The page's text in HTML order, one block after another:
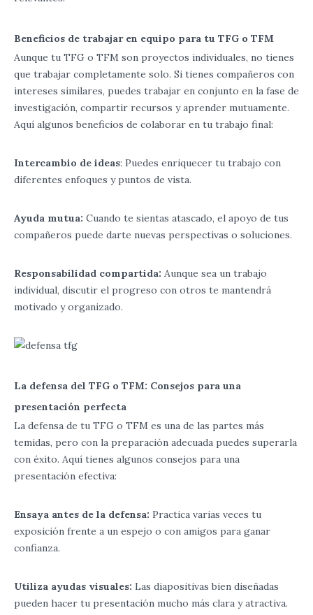
Beneficios de trabajar en equipo para tu TFG o TFM
Aunque tu TFG o TFM son proyectos individuales, no tienes
que trabajar completamente solo. Si tienes compañeros con
intereses similares, puedes trabajar en conjunto en la fase de
investigación, compartir recursos y aprender mutuamente.
Aquí algunos beneficios de colaborar en tu trabajo final:
Intercambio de ideas: Puedes enriquecer tu trabajo con
diferentes enfoques y puntos de vista.
Ayuda mutua: Cuando te sientas atascado, el apoyo de tus
compañeros puede darte nuevas perspectivas o soluciones.
Responsabilidad compartida: Aunque sea un trabajo
individual, discutir el progreso con otros te mantendrá
motivado y organizado.
La defensa del TFG o TFM: Consejos para una
presentación perfecta
La defensa de tu TFG o TFM es una de las partes más
temidas, pero con la preparación adecuada puedes superarla
con éxito. Aquí tienes algunos consejos para una
presentación efectiva:
Ensaya antes de la defensa: Practica varias veces tu
exposición frente a un espejo o con amigos para ganar
confianza.
Utiliza ayudas visuales: Las diapositivas bien diseñadas
pueden hacer tu presentación mucho más clara y atractiva.